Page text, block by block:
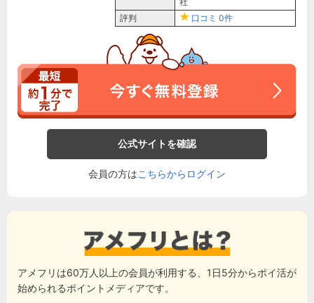
評判
口コミ 0件
公式サイトを確認
会員の方はこちらからログイン
アメフリは60万人以上の会員が利用する、1日5分からポイ活が
始められるポイントメディアです。